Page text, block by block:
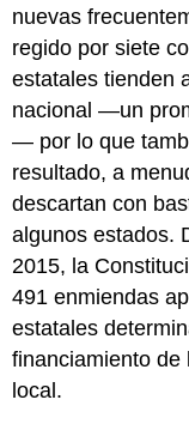
nuevas
regido por siete
estatales tienden
nacional —un
— por lo que
resultado, a
descartan con
algunos estados.
2015, la
491 enmiendas
estatales
financiamiento de
local.